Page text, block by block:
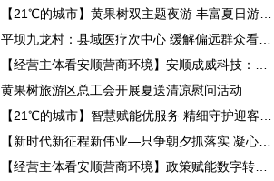
黄果树旅游区总工会开展夏送清凉慰问活动